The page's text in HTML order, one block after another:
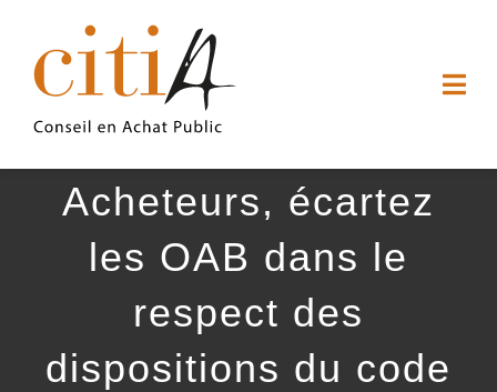
contenu
QUI SOMMES-NOUS
NOS SERVICES
ARTICLES
Acheteurs, écartez
les OAB dans le
respect des
dispositions du code